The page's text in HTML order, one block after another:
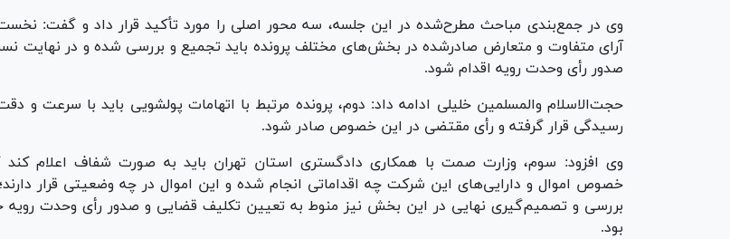
وی در جمع‌بندی مباحث مطرح‌شده در این جلسه، سه محور اصلی را مورد تأکید قرار داد و گفت:
آرای متفاوت و متعارض صادرشده در بخش‌های مختلف پرونده باید تجمیع و بررسی شده و در نهایت
صدور رأی وحدت رویه اقدام شود.
حجت‌الاسلام والمسلمین خلیلی ادامه داد: دوم، پرونده مرتبط با اتهامات پولشویی باید با سرعت و
رسیدگی قرار گرفته و رأی مقتضی در این خصوص صادر شود.
وی افزود: سوم، وزارت صمت با همکاری دادگستری استان تهران باید به صورت شفاف اعلام کند
خصوص اموال و دارایی‌های این شرکت چه اقداماتی انجام شده و این اموال در چه وضعیتی قرار دارند؛
بررسی و تصمیم‌گیری نهایی در این بخش نیز منوط به تعیین تکلیف قضایی و صدور رأی وحدت رویه
بود.